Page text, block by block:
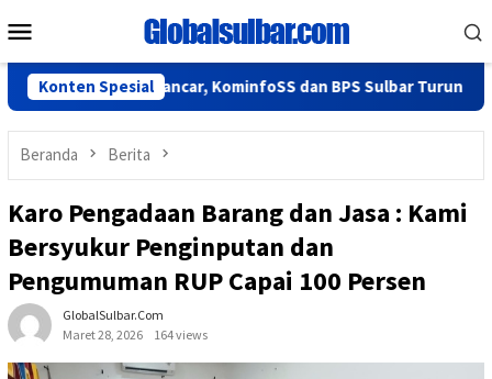
ke
Mobile
Konten Spesial
Berjalan Lancar, KominfoSS dan BPS Sulbar Turun Lapangan
Beranda Berita
Karo Pengadaan Barang dan Jasa : Kami
Bersyukur Penginputan dan
Pengumuman RUP Capai 100 Persen
GlobalSulbar.com
Maret 28, 2026
164 views